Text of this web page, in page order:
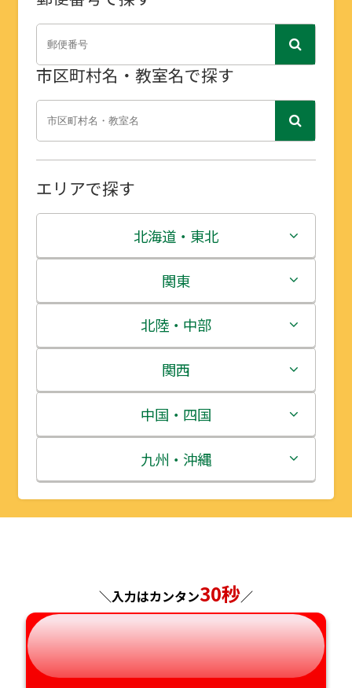
市区町村名・教室名で探す
エリアで探す
北海道・東北
北海道
青森県
岩手県
宮城県
秋田県
山形県
関東
茨城県
栃木県
群馬県
埼玉県
千葉県
神奈川県
北陸・中部
新潟県
富山県
石川県
福井県
長野県
岐阜県
静岡県
関西
三重県
滋賀県
京都府
兵庫県
奈良県
和歌山県
中国・四国
鳥取県
島根県
広島県
山口県
徳島県
九州・沖縄
福岡県
長崎県
熊本県
大分県
＼入力はカンタン30秒／